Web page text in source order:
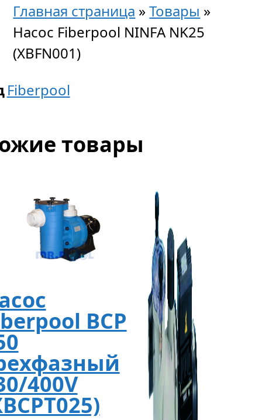
Главная страница »Товары »
Насос Fiberpool NINFA NK25
(XBFN001)
Fiberpool
товары
BCP
400V